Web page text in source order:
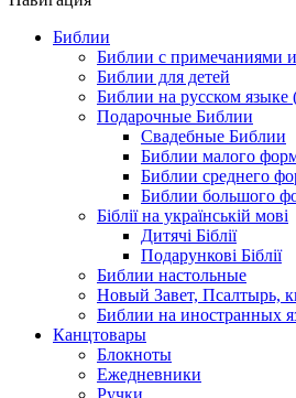
Библии
Библии с примечаниями
Библии для детей
Библии на русском
Подарочные Библии
Свадебные Библии
Библии малого
Библии среднего
Библии большого
Біблії на українській мові
Дитячі Біблії
Подарункові Біблії
Библии настольные
Новый Завет, Псалтырь,
Библии на иностранных
Канцтовары
Блокноты
Ежедневники